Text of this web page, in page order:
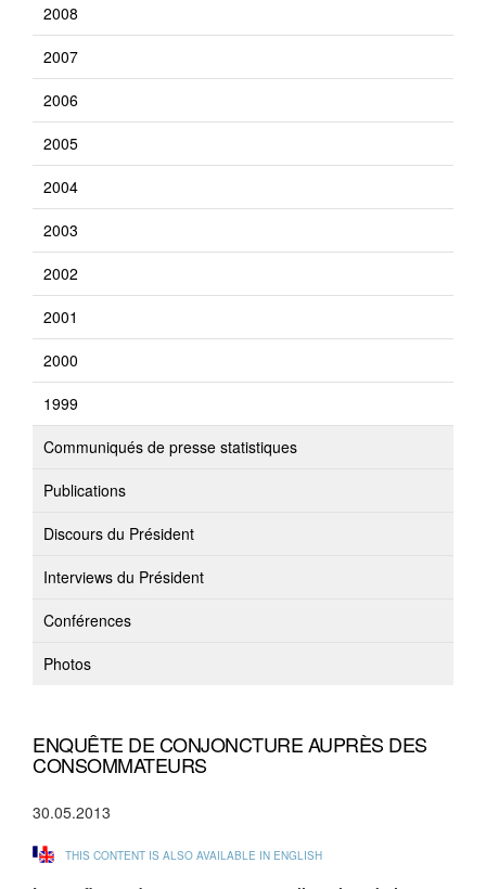
2008
2007
2006
2005
2004
2003
2002
2001
2000
1999
Communiqués de presse statistiques
Publications
Discours du Président
Interviews du Président
Conférences
Photos
ENQUÊTE DE CONJONCTURE AUPRÈS DES
CONSOMMATEURS
30.05.2013
THIS CONTENT IS ALSO AVAILABLE IN ENGLISH